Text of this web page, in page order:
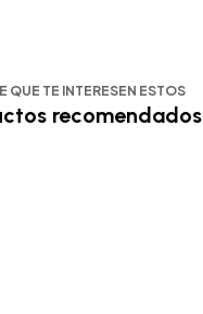
QUE TE INTERESEN ESTOS
recomendados